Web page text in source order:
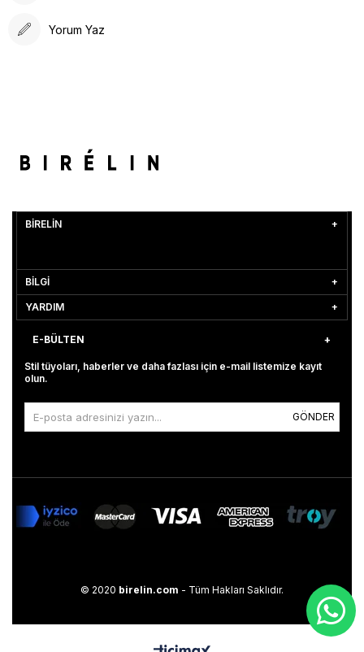
Yorum Yaz
BİRELİN
BİLGİ
YARDIM
E-BÜLTEN
Stil tüyoları, haberler ve daha fazlası için e-mail listemize kayıt
olun.
GÖNDER
© 2020 birelin.com - Tüm Hakları Saklıdır.